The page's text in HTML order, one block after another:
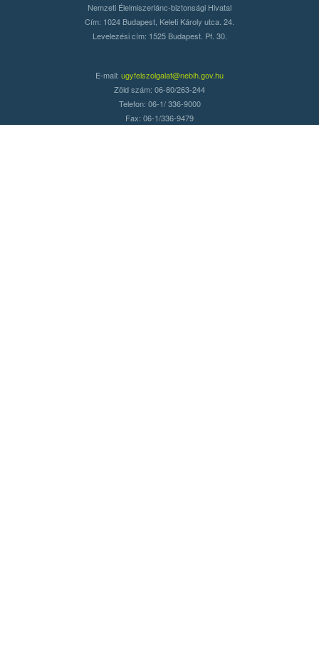
Nemzeti Élelmiszerlánc-biztonsági Hivatal
Cím: 1024 Budapest, Keleti Károly utca. 24.
Levelezési cím: 1525 Budapest. Pf. 30.
E-mail: ugyfelszolgalat@nebih.gov.hu
Zöld szám: 06-80/263-244
Telefon: 06-1/ 336-9000
Fax: 06-1/336-9479